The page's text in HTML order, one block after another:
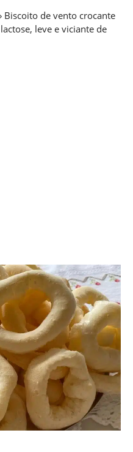
Biscoito de vento crocante
leve e viciante de